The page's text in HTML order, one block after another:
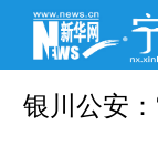
银川公安